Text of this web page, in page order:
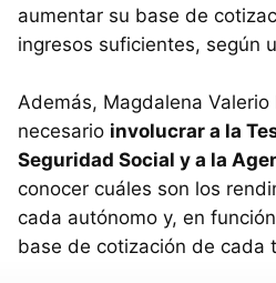
aumentar su base de
ingresos suficientes, según
Además, Magdalena
necesario involucrar a la
Seguridad Social y a la
conocer cuáles son los
cada autónomo y, en
base de cotización de cada